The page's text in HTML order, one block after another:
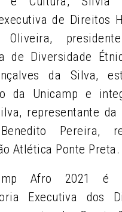
de Direitos
Oliveira,
de Diversidade
da Silva,
da Unicamp e
representante da
Pereira,
Atlética Ponte Preta.
Afro 2021 é
Executiva dos